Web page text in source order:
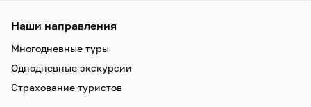
Наши направления
Многодневные туры
Однодневные экскурсии
Страхование туристов